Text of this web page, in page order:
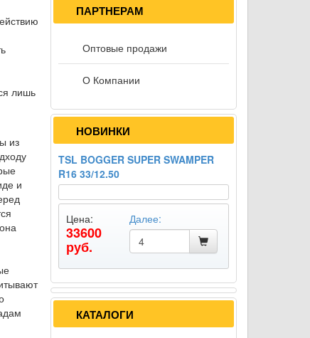
лишь
из
и
ПАРТНЕРАМ
Оптовые продажи
О Компании
НОВИНКИ
TSL BOGGER SUPER SWAMPER
R16 33/12.50
Цена:
33600
руб.
Далее:
КАТАЛОГИ